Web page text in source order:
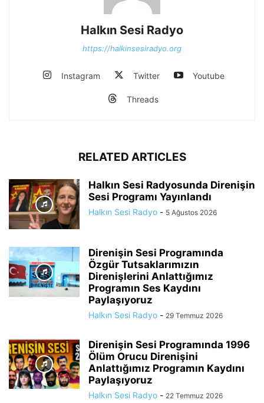
Halkın Sesi Radyo
https://halkinsesiradyo.org
Instagram Twitter Youtube
Threads
RELATED ARTICLES
Halkın Sesi Radyosunda Direnişin
Sesi Programı Yayınlandı
Halkın Sesi Radyo - 5 Ağustos 2026
Direnişin Sesi Programında
Özgür Tutsaklarımızın
Direnişlerini Anlattığımız
Programın Ses Kaydını
Paylaşıyoruz
Halkın Sesi Radyo - 29 Temmuz 2026
Direnişin Sesi Programında 1996
Ölüm Orucu Direnişini
Anlattığımız Programın Kaydını
Paylaşıyoruz
Halkın Sesi Radyo - 22 Temmuz 2026